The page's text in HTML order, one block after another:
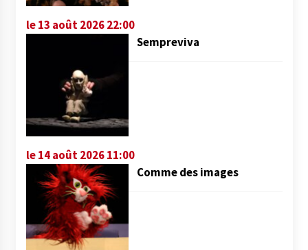
le 13 août 2026 22:00
Sempreviva
le 14 août 2026 11:00
Comme des images